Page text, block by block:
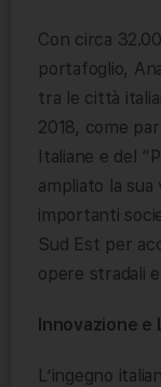
Con circa
portafoglio,
tra le città
2018, come
Italiane e del
ampliato la
importanti
Sud Est per
opere stradali
Innovazione e
L’ingegno